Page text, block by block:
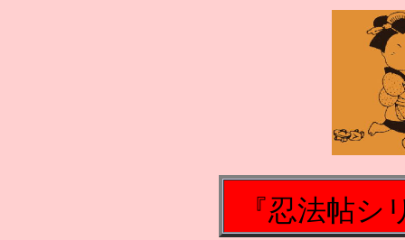
『忍法帖シ